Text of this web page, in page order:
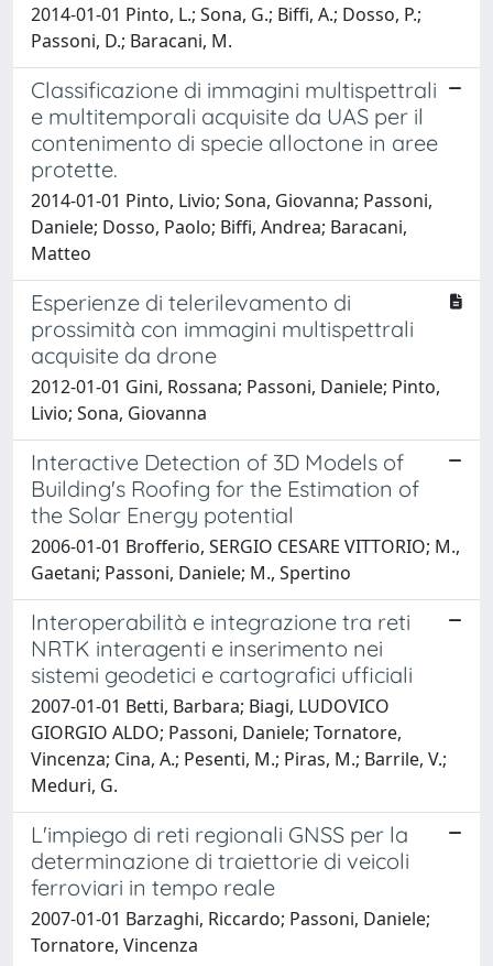
2014-01-01 Pinto, L.; Sona, G.; Biffi, A.; Dosso, P.;
Passoni, D.; Baracani, M.
Classificazione di immagini multispettrali
e multitemporali acquisite da UAS per il
contenimento di specie alloctone in aree
protette.
2014-01-01 Pinto, Livio; Sona, Giovanna; Passoni,
Daniele; Dosso, Paolo; Biffi, Andrea; Baracani,
Matteo
Esperienze di telerilevamento di
prossimità con immagini multispettrali
acquisite da drone
2012-01-01 Gini, Rossana; Passoni, Daniele; Pinto,
Livio; Sona, Giovanna
Interactive Detection of 3D Models of
Building's Roofing for the Estimation of
the Solar Energy potential
2006-01-01 Brofferio, SERGIO CESARE VITTORIO; M.,
Gaetani; Passoni, Daniele; M., Spertino
Interoperabilità e integrazione tra reti
NRTK interagenti e inserimento nei
sistemi geodetici e cartografici ufficiali
2007-01-01 Betti, Barbara; Biagi, LUDOVICO
GIORGIO ALDO; Passoni, Daniele; Tornatore,
Vincenza; Cina, A.; Pesenti, M.; Piras, M.; Barrile, V.;
Meduri, G.
L'impiego di reti regionali GNSS per la
determinazione di traiettorie di veicoli
ferroviari in tempo reale
2007-01-01 Barzaghi, Riccardo; Passoni, Daniele;
Tornatore, Vincenza